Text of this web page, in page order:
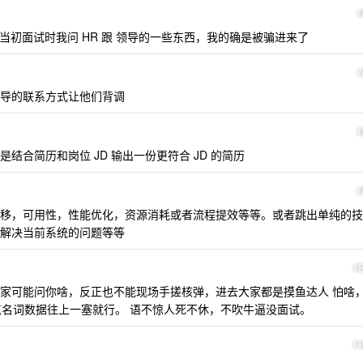
6
初面试时我问 HR 跟 领导的一些东西，我的确是被骗进来了
7
的联系方式让他们背调
8
结合简历和岗位 JD 输出一份更符合 JD 的简历
9
，可用性，性能优化，资源消耗或者流程提效等等。或者跳出单纯的技
决当前系统的问题等等
10
可能问你啥，反正也不能现场手搓核弹，进去大家都是摸鱼达人 怕啥
词数据往上一塞就行。 语不惊人死不休，不吹牛逼没面试。
11